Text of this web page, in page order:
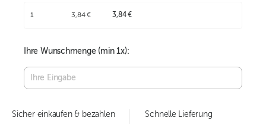
1 3,84 € 3,84 €
Ihre Wunschmenge (min1x):
Sicher einkaufen & bezahlen Schnelle Lieferung